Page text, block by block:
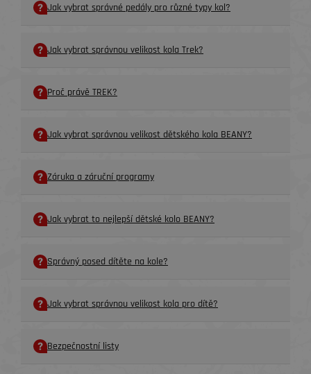
Jak vybrat správné pedály pro různé typy kol?
Jak vybrat správnou velikost kola Trek?
Proč právě TREK?
Jak vybrat správnou velikost dětského kola BEANY?
Záruka a záruční programy
Jak vybrat to nejlepší dětské kolo BEANY?
Správný posed dítěte na kole?
Jak vybrat správnou velikost kola pro dítě?
Bezpečnostní listy